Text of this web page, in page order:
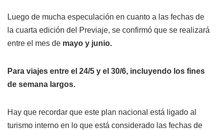
Luego de mucha especulación en cuanto a las fechas de
la cuarta edición del Previaje, se confirmó que se realizará
entre el mes de mayo y junio.
Para viajes entre el 24/5 y el 30/6, incluyendo los fines
de semana largos.
Hay que recordar que este plan nacional está ligado al
turismo interno en lo que está considerado las fechas de